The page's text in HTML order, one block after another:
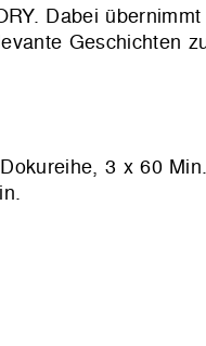
Dabei
Geschichten
3 x 60 Min.